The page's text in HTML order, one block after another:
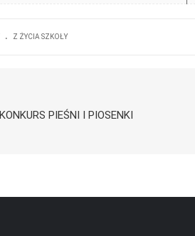
. Z ŻYCIA SZKOŁY
PIEŚNI I PIOSENKI